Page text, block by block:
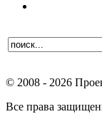
© 2008 - 2026
Все права